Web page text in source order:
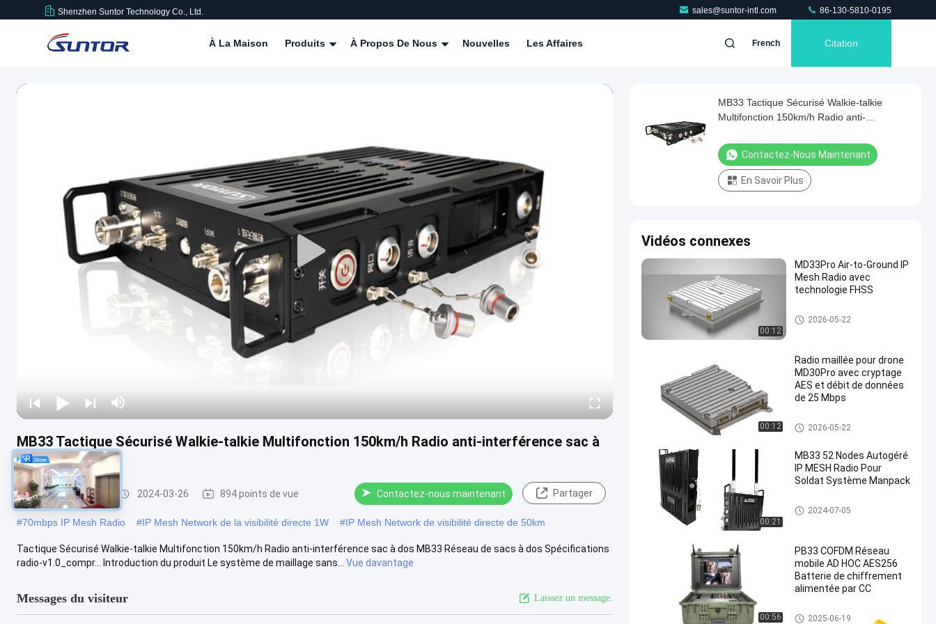
Shenzhen Suntor Technology Co., Ltd. sales@suntor-intl.com 86-130-5810-0195
À La Maison Produits À Propos De Nous Nouvelles Les Affaires French Citation
MB33 Tactique Sécurisé Walkie-talkie Multifonction 150km/h Radio anti-interférence sac à
dos
IP Mesh Network 2024-03-26 894 points de vue Contactez-nous maintenant Partager
#70mbps IP Mesh Radio #IP Mesh Network de la visibilité directe 1W #IP Mesh Network de visibilité directe de 50km
Tactique Sécurisé Walkie-talkie Multifonction 150km/h Radio anti-interférence sac à dos MB33 Réseau de sacs à dos Spécifications
radio-v1.0_compr... Introduction du produit Le système de maillage sans...
Vue davantage
Messages du visiteur Laissez un message.
MB33 Tactique Sécurisé Walkie-talkie
Multifonction 150km/h Radio anti-
Contactez-Nous Maintenant
En Savoir Plus
Vidéos connexes
00:12
MD33Pro Air-to-Ground IP
Mesh Radio avec
technologie FHSS
IP Mesh Network
2026-05-22
00:12
Radio maillée pour drone
MD30Pro avec cryptage
AES et débit de données
de 25 Mbps
IP Mesh Network
2026-05-22
00:21
MB33 52 Nodes Autogéré
IP MESH Radio Pour
Soldat Système Manpack
IP Mesh Network
2024-07-05
00:56
PB33 COFDM Réseau
mobile AD HOC AES256
Batterie de chiffrement
alimentée par CC
Réseau ad hoc
2025-06-19